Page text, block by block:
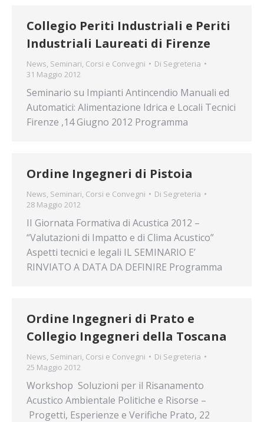
Collegio Periti Industriali e Periti
Industriali Laureati di Firenze
News, Seminari, Corsi e Convegni Di Segreteria
31 Maggio 2012
Seminario su Impianti Antincendio Manuali ed
Automatici: Alimentazione Idrica e Locali Tecnici
Firenze ,14 Giugno 2012 Programma
Ordine Ingegneri di Pistoia
News, Seminari, Corsi e Convegni Di Segreteria
28 Maggio 2012
II Giornata Formativa di Acustica 2012 –
“Valutazioni di Impatto e di Clima Acustico”
Aspetti tecnici e legali IL SEMINARIO E’
RINVIATO A DATA DA DEFINIRE Programma
Ordine Ingegneri di Prato e
Collegio Ingegneri della Toscana
News, Seminari, Corsi e Convegni Di Segreteria
25 Maggio 2012
Workshop Soluzioni per il Risanamento
Acustico Ambientale Politiche e Risorse –
Progetti, Esperienze e Verifiche Prato, 22